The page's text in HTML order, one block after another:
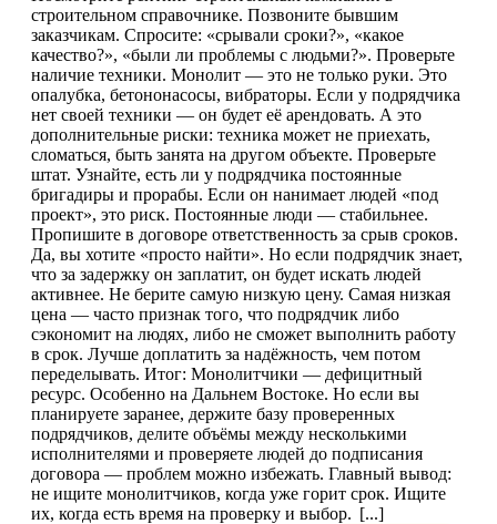
строительном справочнике. Позвоните бывшим
заказчикам. Спросите: «срывали сроки?», «какое
качество?», «были ли проблемы с людьми?». Проверьте
наличие техники. Монолит — это не только руки. Это
опалубка, бетононасосы, вибраторы. Если у подрядчика
нет своей техники — он будет её арендовать. А это
дополнительные риски: техника может не приехать,
сломаться, быть занята на другом объекте. Проверьте
штат. Узнайте, есть ли у подрядчика постоянные
бригадиры и прорабы. Если он нанимает людей «под
проект», это риск. Постоянные люди — стабильнее.
Пропишите в договоре ответственность за срыв сроков.
Да, вы хотите «просто найти». Но если подрядчик знает,
что за задержку он заплатит, он будет искать людей
активнее. Не берите самую низкую цену. Самая низкая
цена — часто признак того, что подрядчик либо
сэкономит на людях, либо не сможет выполнить работу
в срок. Лучше доплатить за надёжность, чем потом
переделывать. Итог: Монолитчики — дефицитный
ресурс. Особенно на Дальнем Востоке. Но если вы
планируете заранее, держите базу проверенных
подрядчиков, делите объёмы между несколькими
исполнителями и проверяете людей до подписания
договора — проблем можно избежать. Главный вывод:
не ищите монолитчиков, когда уже горит срок. Ищите
их, когда есть время на проверку и выбор. [...]